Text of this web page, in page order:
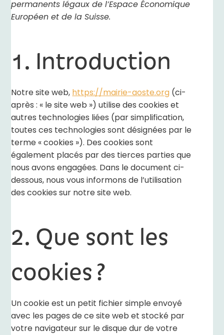
permanents légaux de l’Espace Économique
Européen et de la Suisse.
1. Introduction
Notre site web, https://mairie-aoste.org (ci-
après : « le site web ») utilise des cookies et
autres technologies liées (par simplification,
toutes ces technologies sont désignées par le
terme « cookies »). Des cookies sont
également placés par des tierces parties que
nous avons engagées. Dans le document ci-
dessous, nous vous informons de l’utilisation
des cookies sur notre site web.
2. Que sont les
cookies ?
Un cookie est un petit fichier simple envoyé
avec les pages de ce site web et stocké par
votre navigateur sur le disque dur de votre